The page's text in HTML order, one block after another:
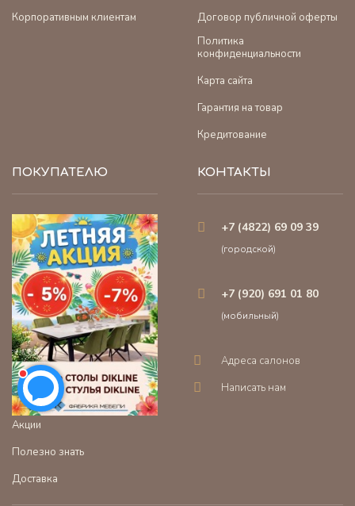
Корпоративным клиентам
Договор публичной оферты
Политика
конфиденциальности
Карта сайта
Гарантия на товар
Кредитование
ПОКУПАТЕЛЮ
Акции
Полезно знать
Доставка
КОНТАКТЫ
+7 (4822) 69 09 39
(городской)
+7 (920) 691 01 80
(мобильный)
Адреса салонов
Написать нам